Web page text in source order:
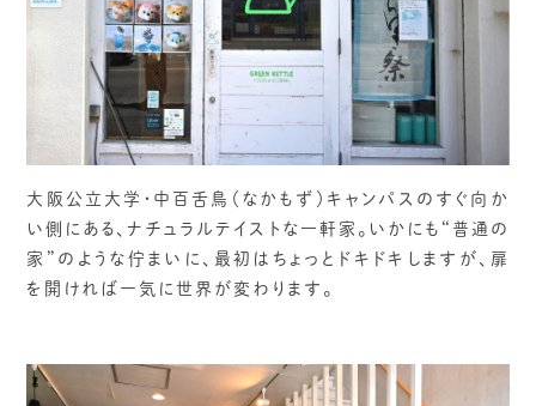
大阪公立大学・中百舌鳥（なかもず）キャンパスのすぐ向か
い側にある、ナチュラルテイストな一軒家。いかにも“普通の
家”のような佇まいに、最初はちょっとドキドキしますが、扉
を開ければ一気に世界が変わります。